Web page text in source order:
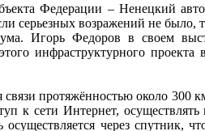
Федерации – Ненецкий
серьезных возражений не было,
Игорь Федоров в своем
инфраструктурного
протяжённостью около 300
к сети Интернет,
через спутник,